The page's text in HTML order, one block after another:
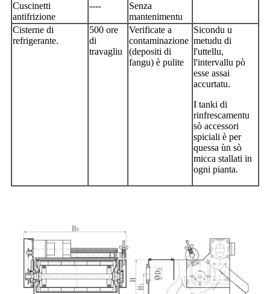
Cuscinetti
antifrizione
----
Senza
mantenimentu
Cisterne di
refrigerante.
500 ore
di
travagliu
Verificate a
contaminazione
(depositi di
fangu) è pulite
Sicondu u
metudu di
l'uttellu,
l'intervallu pò
esse assai
accurtatu.
I tanki di
rinfrescamentu
sò accessori
spiciali è per
quessa ùn sò
micca stallati in
ogni pianta.